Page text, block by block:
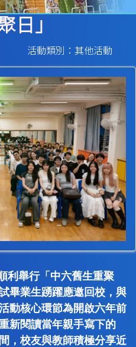
日」
活動類別：其他活動
利舉行「中六舊生重聚
畢業生踴躍應邀回校，與
動核心環節為開啟六年前
新閱讀當年親手寫下的
，校友與教師積極分享近